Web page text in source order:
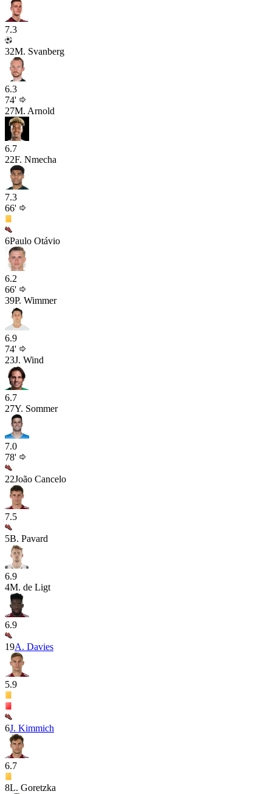
7.3
32M. Svanberg
6.3
74'
27M. Arnold
6.7
22F. Nmecha
7.3
66'
6Paulo Otávio
6.2
66'
39P. Wimmer
6.9
74'
23J. Wind
6.7
27Y. Sommer
7.0
78'
22João Cancelo
7.5
5B. Pavard
6.9
4M. de Ligt
6.9
19A. Davies
5.9
6J. Kimmich
6.7
8L. Goretzka